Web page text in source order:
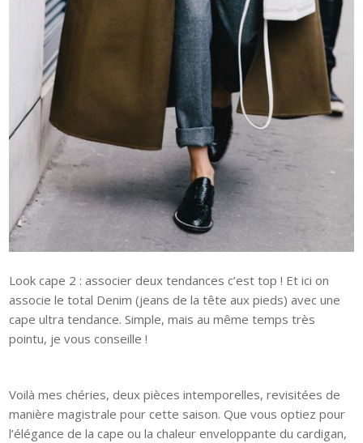
Look cape 2 : associer deux tendances c’est top ! Et ici on
associe le total Denim (jeans de la tête aux pieds) avec une
cape ultra tendance. Simple, mais au même temps très
pointu, je vous conseille !
Voilà mes chéries, deux pièces intemporelles, revisitées de
manière magistrale pour cette saison. Que vous optiez pour
l’élégance de la cape ou la chaleur enveloppante du cardigan,